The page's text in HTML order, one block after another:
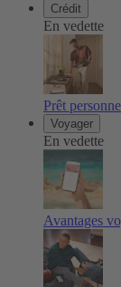
Crédit
En vedette
Prêt
Voyager
En vedette
Avantages